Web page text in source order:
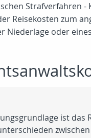
Strafverfahren
Reisekosten zum
Niederlage oder
ist das